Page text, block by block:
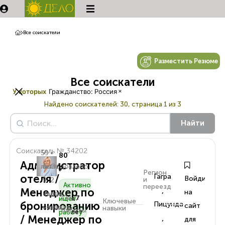
Все соискатели
Разместить Резюме
Все соискатели
У которых Гражданство: Россия ×
Найдено соискателей: 30, страница 1 из 3
Найти
Соискатель № 34202
Администратор
отеля /
Менеджер по
бронированию
/ Менеджер по
59
лет
•
Был
9
часов
назад
•
Обновлено
2
дня
назад
80
₽
Активно
ищет
работу
Опыт
работы
17
лет
Ключевые
навыки
Регион
и
переезд
Гагра
,
Пицунда
,
Войдите
на
сайт
для